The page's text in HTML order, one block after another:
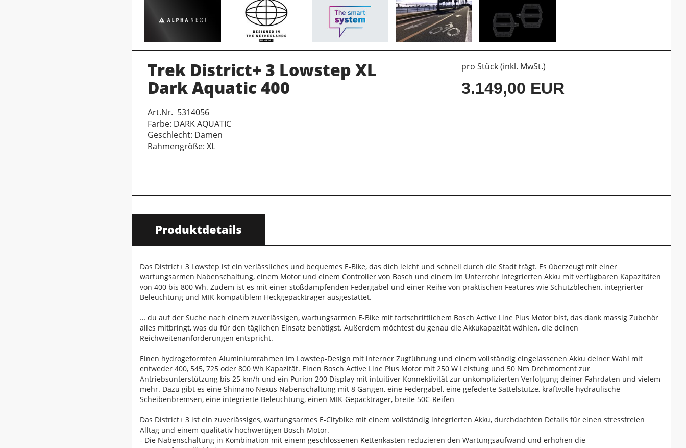
Trek District+ 3 Lowstep XL
Dark Aquatic 400
Art.Nr. 5314056
Farbe: DARK AQUATIC
Geschlecht: Damen
Rahmengröße: XL
pro Stück (inkl. MwSt.)
3.149,00 EUR
Produktdetails
Das District+ 3 Lowstep ist ein verlässliches und bequemes E-Bike, das dich leicht und schnell durch die Stadt trägt. Es überzeugt mit einer
wartungsarmen Nabenschaltung, einem Motor und einem Controller von Bosch und einem im Unterrohr integrierten Akku mit verfügbaren Kapazitäten
von 400 bis 800 Wh. Zudem ist es mit einer stoßdämpfenden Federgabel und einer Reihe von praktischen Features wie Schutzblechen, integrierter
Beleuchtung und MIK-kompatiblem Heckgepäckträger ausgestattet.
… du auf der Suche nach einem zuverlässigen, wartungsarmen E-Bike mit fortschrittlichem Bosch Active Line Plus Motor bist, das dank massig Zubehör
alles mitbringt, was du für den täglichen Einsatz benötigst. Außerdem möchtest du genau die Akkukapazität wählen, die deinen
Reichweitenanforderungen entspricht.
Einen hydrogeformten Aluminiumrahmen im Lowstep-Design mit interner Zugführung und einem vollständig eingelassenen Akku deiner Wahl mit
entweder 400, 545, 725 oder 800 Wh Kapazität. Einen Bosch Active Line Plus Motor mit 250 W Leistung und 50 Nm Drehmoment zur
Antriebsunterstützung bis 25 km/h und ein Purion 200 Display mit intuitiver Konnektivität zur unkomplizierten Verfolgung deiner Fahrdaten und vielem
mehr. Dazu gibt es eine Shimano Nexus Nabenschaltung mit 8 Gängen, eine Federgabel, eine gefederte Sattelstütze, kraftvolle hydraulische
Scheibenbremsen, eine integrierte Beleuchtung, einen MIK-Gepäckträger, breite 50C-Reifen
Das District+ 3 ist ein zuverlässiges, wartungsarmes E-Citybike mit einem vollständig integrierten Akku, durchdachten Details für einen stressfreien
Alltag und einem qualitativ hochwertigen Bosch-Motor.
- Die Nabenschaltung in Kombination mit einem geschlossenen Kettenkasten reduzieren den Wartungsaufwand und erhöhen die